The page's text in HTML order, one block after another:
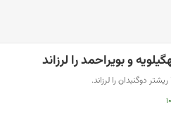
و بویراحمد را لرزاند